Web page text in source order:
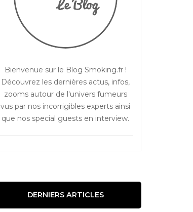
Bienvenue sur le Blog Smoking.fr !
Découvrez les dernières actus, infos,
zooms autour de l'univers fumeurs
vus par nos incorrigibles experts ainsi
que nos special guests en interview.
DERNIERS ARTICLES